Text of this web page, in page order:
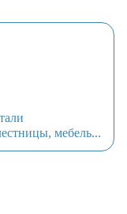
мебель...